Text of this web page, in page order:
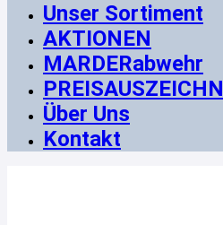
Unser Sortiment
AKTIONEN
MARDERabwehr
Über Uns
Kontakt